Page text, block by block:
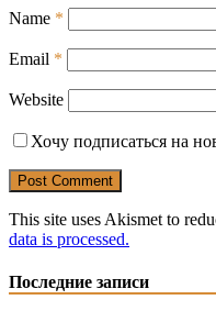
Name *
Email *
Website
Хочу подписаться на
This site uses Akismet to
data is processed.
Последние записи